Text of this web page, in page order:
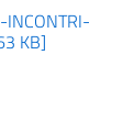
KB]